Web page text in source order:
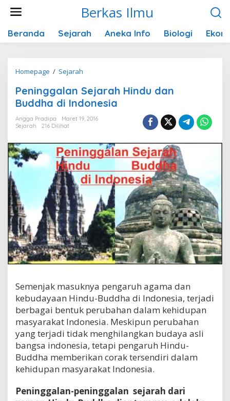
Lewati
konten
Berkas Ilmu
Beranda Sejarah Aneka Info Biologi
Homepage / Sejarah
Hindu
dan
Buddha
Peninggalan Sejarah Hindu dan
Buddha di Indonesia
Angga Pradipa
Maret 19, 2016
Sejarah
216 Dilihat
Semenjak masuknya pengaruh agama dan
kebudayaan Hindu-Buddha di Indonesia, terjadi
berbagai bentuk perubahan dalam kehidupan
masyarakat Indonesia. Meskipun perubahan
yang terjadi tidak menghilangkan budaya asli
bangsa indonesia, tetapi pengaruh Hindu-
Buddha memberikan corak tersendiri dalam
kehidupan masyarakat Indonesia.
Peninggalan-peninggalan sejarah dari